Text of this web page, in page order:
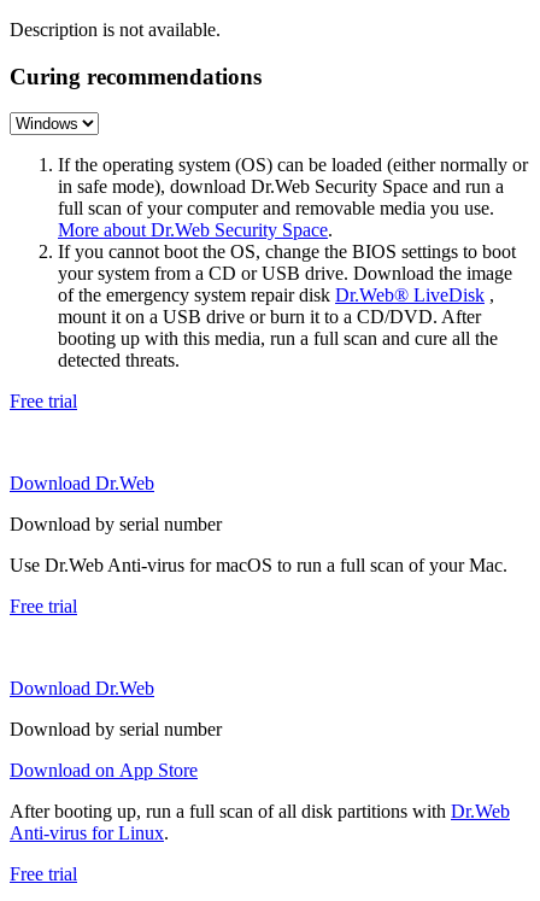
Description is not available.
Curing recommendations
If the operating system (OS) can be loaded (either normally or
in safe mode), download Dr.Web Security Space and run a
full scan of your computer and removable media you use.
More about Dr.Web Security Space.
If you cannot boot the OS, change the BIOS settings to boot
your system from a CD or USB drive. Download the image
of the emergency system repair disk Dr.Web® LiveDisk ,
mount it on a USB drive or burn it to a CD/DVD. After
booting up with this media, run a full scan and cure all the
detected threats.
Free trial
Download Dr.Web
Download by serial number
Use Dr.Web Anti-virus for macOS to run a full scan of your Mac.
Free trial
Download Dr.Web
Download by serial number
Download on App Store
After booting up, run a full scan of all disk partitions with Dr.Web
Anti-virus for Linux.
Free trial